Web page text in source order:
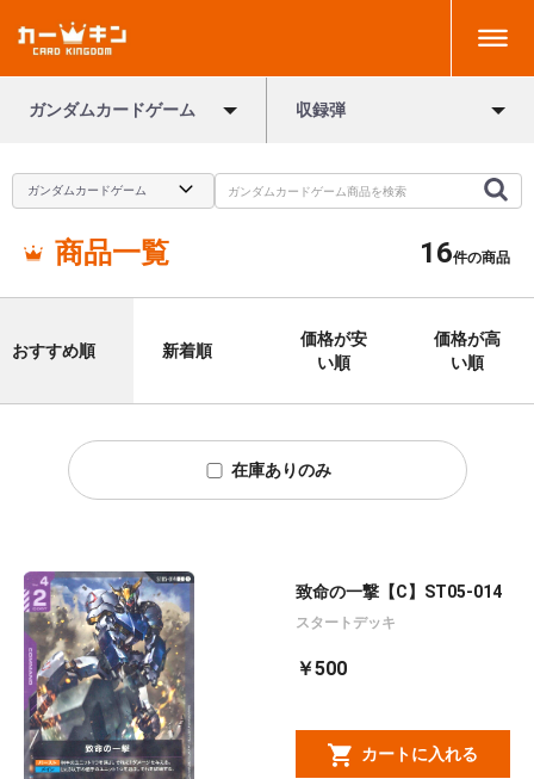
ガンダムカードゲーム 収録弾
商品一覧 16件の商品
おすすめ順 新着順
価格が安
い順
価格が高
い順
在庫ありのみ
致命の一撃【C】ST05-014
スタートデッキ
￥500
カートに入れる